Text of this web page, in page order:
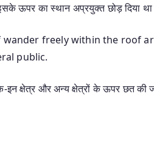
ऊपर का स्थान अप्रयुक्त छोड़ दिया
wander freely within the roof
public.
इन क्षेत्र और अन्य क्षेत्रों के ऊपर छत